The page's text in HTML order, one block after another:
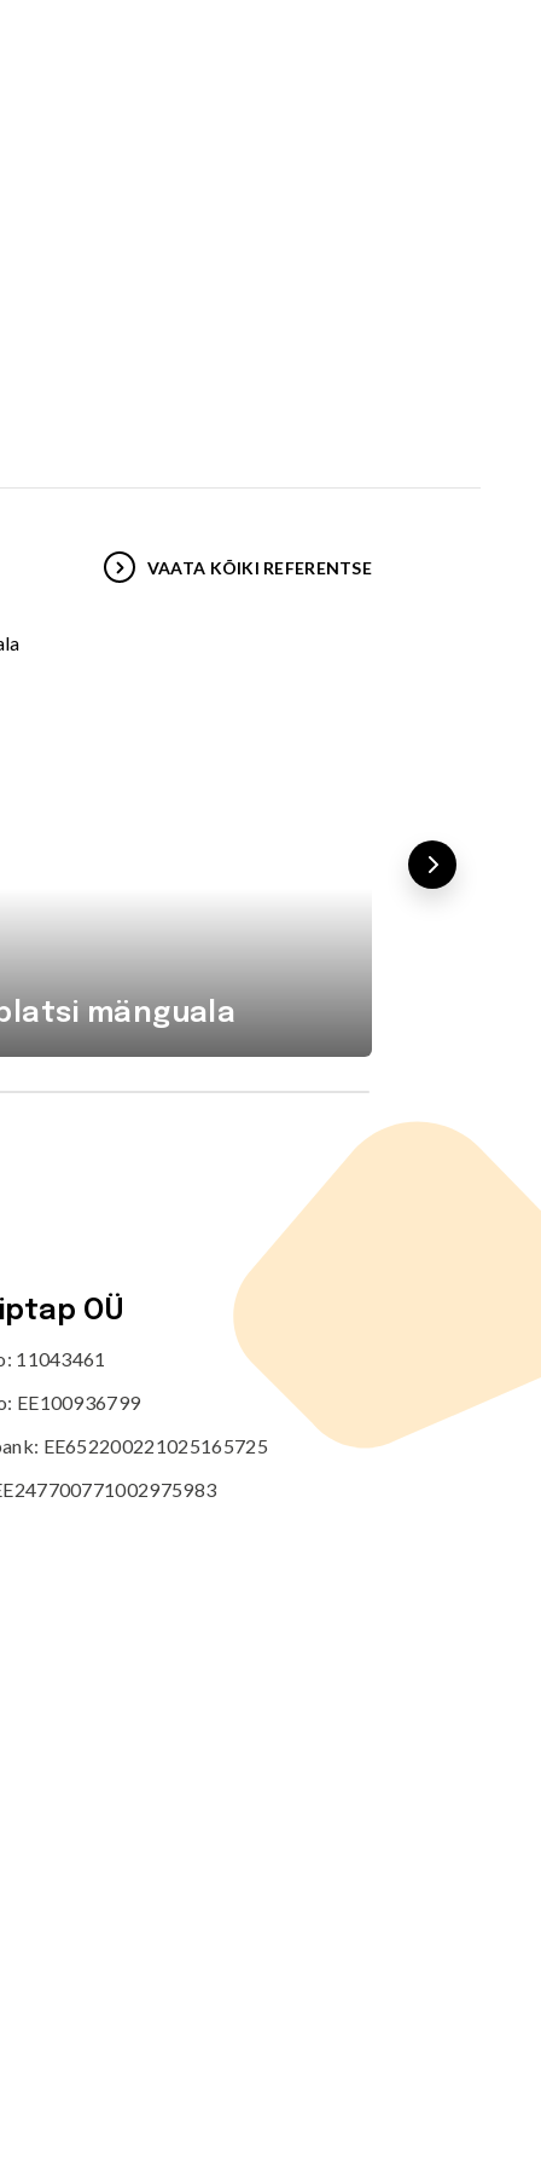
mänguala
VAATA KÕIKI REFERENTSE
OÜ
11043461
EE100936799
EE652200221025165725